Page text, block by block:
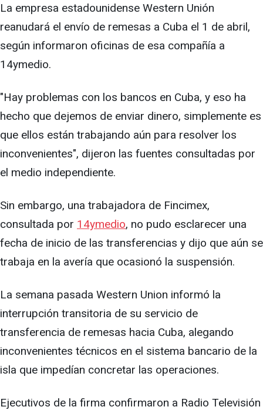
La empresa estadounidense Western Unión
reanudará el envío de remesas a Cuba el 1 de abril,
según informaron oficinas de esa compañía a
14ymedio.
"Hay problemas con los bancos en Cuba, y eso ha
hecho que dejemos de enviar dinero, simplemente es
que ellos están trabajando aún para resolver los
inconvenientes", dijeron las fuentes consultadas por
el medio independiente.
Sin embargo, una trabajadora de Fincimex,
consultada por 14ymedio, no pudo esclarecer una
fecha de inicio de las transferencias y dijo que aún se
trabaja en la avería que ocasionó la suspensión.
La semana pasada Western Union informó la
interrupción transitoria de su servicio de
transferencia de remesas hacia Cuba, alegando
inconvenientes técnicos en el sistema bancario de la
isla que impedían concretar las operaciones.
Ejecutivos de la firma confirmaron a Radio Televisión